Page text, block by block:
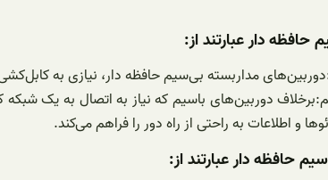
حافظه دار عبارتند از:
مداربسته بی‌سیم حافظه دار، نیازی به
و اطلاعات به راحتی از راه دور را فراهم می‌کند.
حافظه دار عبارتند از: